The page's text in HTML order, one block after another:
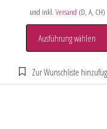
und inkl. Versand (D, A, CH)
Ausführung wählen